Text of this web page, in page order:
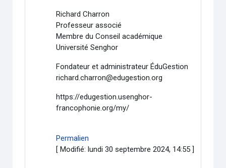
Richard Charron
Professeur associé
Membre du Conseil académique
Université Senghor
Fondateur et administrateur ÉduGestion
richard.charron@edugestion.org
https://edugestion.usenghor-
francophonie.org/my/
Permalien
[ Modifié: lundi 30 septembre 2024, 14:55 ]